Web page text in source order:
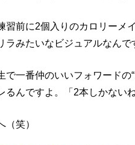
習前に2個入りのカロリーメ
ラみたいなビジュアルなんで
で一番仲のいいフォワード
るんですよ。「2本しかない
（笑）